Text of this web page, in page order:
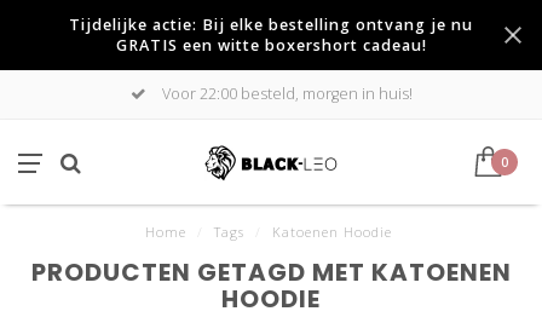
Tijdelijke actie: Bij elke bestelling ontvang je nu
GRATIS een witte boxershort cadeau!
Voor 22:00 besteld, morgen in huis!
0
Home Tags Katoenen Hoodie
PRODUCTEN GETAGD MET KATOENEN
HOODIE